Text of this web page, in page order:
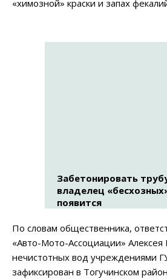
«химозной» краски и запах
Забетонировать
владелец
появится
По словам общественника,
«Авто-Мото-Ассоциации» Алексея
нечистотных вод учреждениями
зафиксирован в Тогучинском